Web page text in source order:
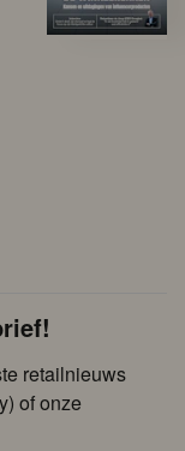
retailnieuws
of onze